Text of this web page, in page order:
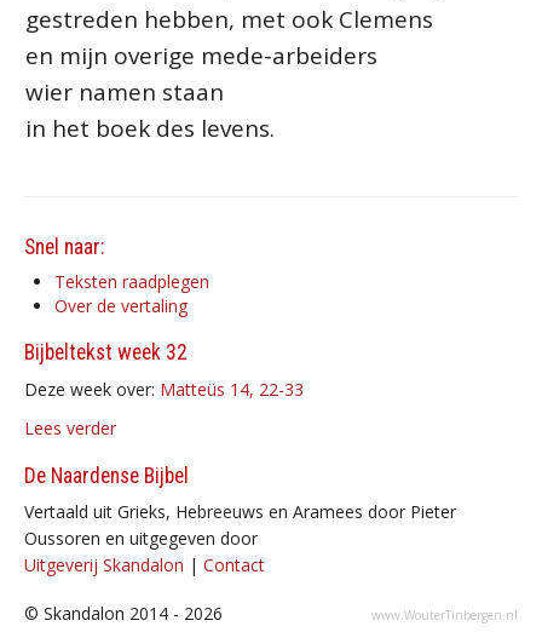
gestreden hebben, met ook Clemens
en mijn overige mede-arbeiders
wier namen staan
in het boek des levens.
Snel naar:
Teksten raadplegen
Over de vertaling
Bijbeltekst week 32
Deze week over: Matteüs 14, 22-33
Lees verder
De Naardense Bijbel
Vertaald uit Grieks, Hebreeuws en Aramees door Pieter
Oussoren en uitgegeven door
Uitgeverij Skandalon | Contact
www.WouterTinbergen.nl
© Skandalon 2014 - 2026